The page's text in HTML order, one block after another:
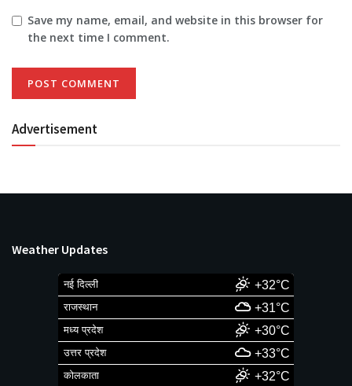
Save my name, email, and website in this browser for
the next time I comment.
Advertisement
Weather Updates
नई दिल्ली +32°C
राजस्थान +31°C
मध्य प्रदेश +30°C
उत्तर प्रदेश +33°C
कोलकाता +32°C